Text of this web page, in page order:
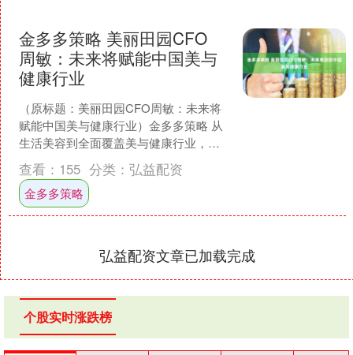
金多多策略 美丽田园CFO
周敏：未来将赋能中国美与
健康行业
（原标题：美丽田园CFO周敏：未来将
赋能中国美与健康行业）金多多策略 从
生活美容到全面覆盖美与健康行业，从
海南海口到全国所有经济发达城市。被
誉为“中国高端美容第....
查看： 155 分类： 弘益配资
金多多策略
弘益配资文章已加载完成
个股实时涨跌榜